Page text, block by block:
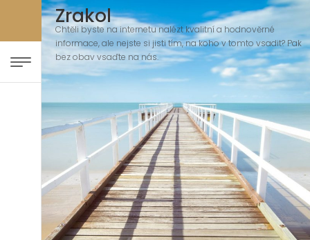
Zrakol
Chtěli byste na internetu nalézt kvalitní a hodnověrné
informace, ale nejste si jisti tím, na koho v tomto vsadit? Pak
bez obav vsaďte na nás.